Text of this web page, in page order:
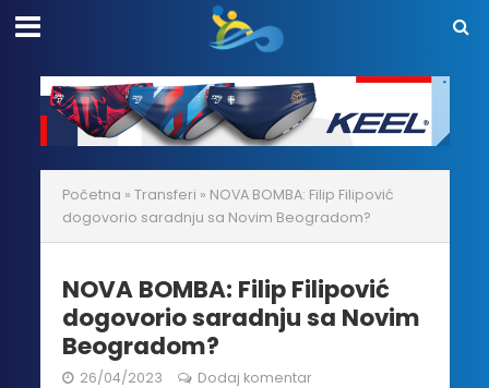
Početna » Transferi » NOVA BOMBA: Filip Filipović
dogovorio saradnju sa Novim Beogradom?
NOVA BOMBA: Filip Filipović
dogovorio saradnju sa Novim
Beogradom?
26/04/2023 Dodaj komentar